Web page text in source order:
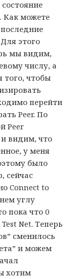
Как можете
этого
мы видим,
числу, а
того, чтобы
перейти
Peer. По
Peer
видим, что
у меня
было
сейчас
Connect to
углу
пока что 0
Net. Теперь
сменилось
и можем
хотим